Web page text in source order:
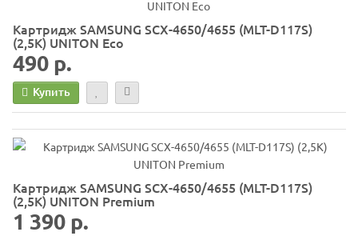
Картридж SAMSUNG SCX-4650/4655 (MLT-D117S)
(2,5K) UNITON Eco
490 р.
Купить
Картридж SAMSUNG SCX-4650/4655 (MLT-D117S)
(2,5K) UNITON Premium
1 390 р.